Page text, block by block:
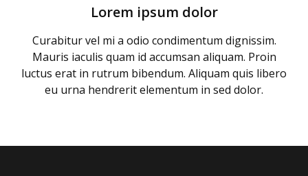
Lorem ipsum dolor
Curabitur vel mi a odio condimentum dignissim.
Mauris iaculis quam id accumsan aliquam. Proin
luctus erat in rutrum bibendum. Aliquam quis libero
eu urna hendrerit elementum in sed dolor.